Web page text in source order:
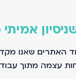
האתרים שאנו
עצמה מתוך